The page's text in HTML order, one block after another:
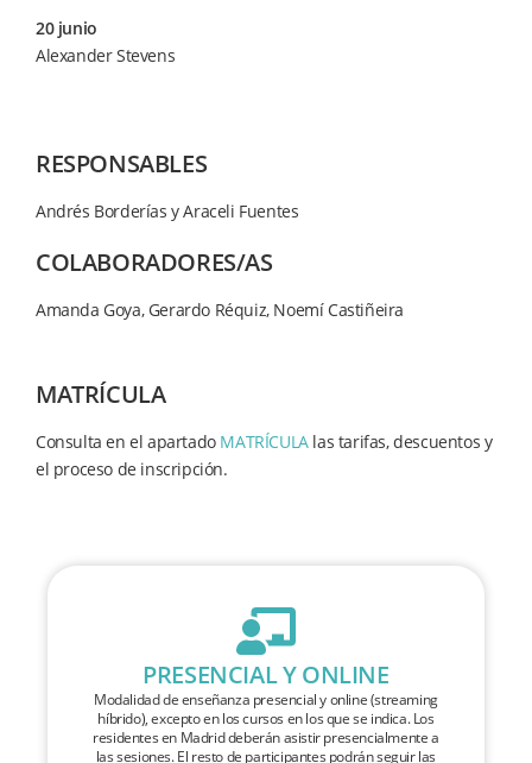
20 junio
Alexander Stevens
RESPONSABLES
Andrés Borderías y Araceli Fuentes
COLABORADORES/AS
Amanda Goya, Gerardo Réquiz, Noemí Castiñeira
MATRÍCULA
Consulta en el apartado MATRÍCULAlas tarifas, descuentos y
el proceso de inscripción.
PRESENCIAL Y ONLINE
Modalidad de enseñanza presencial y online (streaming
híbrido), excepto en los cursos en los que se indica. Los
residentes en Madrid deberán asistir presencialmente a
las sesiones. El resto de participantes podrán seguir las